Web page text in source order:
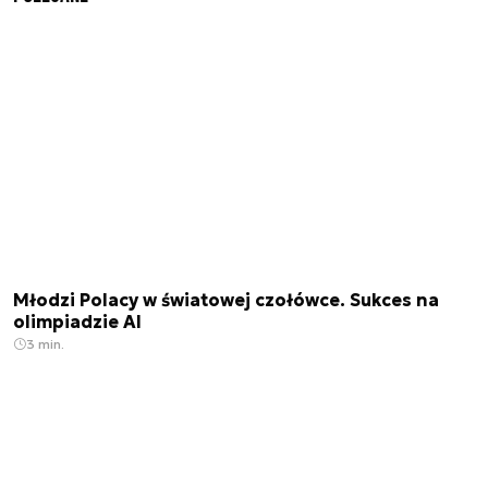
Młodzi Polacy w światowej czołówce. Sukces na
olimpiadzie AI
3 min.